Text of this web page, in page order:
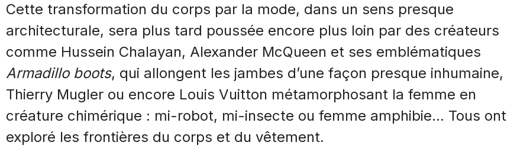
Cette transformation du corps par la mode, dans un sens presque
architecturale, sera plus tard poussée encore plus loin par des créateurs
comme Hussein Chalayan, Alexander McQueen et ses emblématiques
Armadillo boots, qui allongent les jambes d’une façon presque inhumaine,
Thierry Mugler ou encore Louis Vuitton métamorphosant la femme en
créature chimérique : mi-robot, mi-insecte ou femme amphibie… Tous ont
exploré les frontières du corps et du vêtement.